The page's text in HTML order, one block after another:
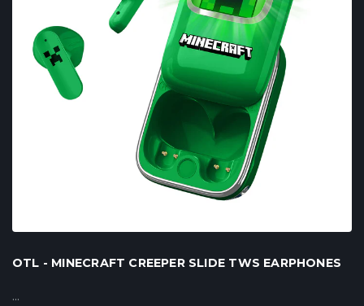
OTL - MINECRAFT CREEPER SLIDE TWS EARPHONES
...